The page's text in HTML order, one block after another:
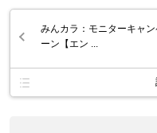
みんカラ：モニターキャン
ーン【エン ...